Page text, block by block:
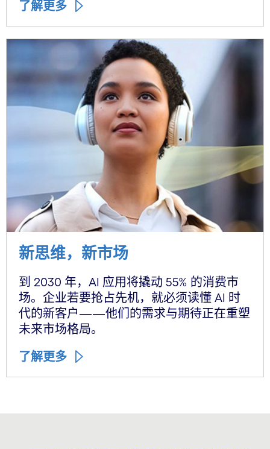
了解更多
新思维，新市场
到 2030 年，AI 应用将撬动 55% 的消费市
场。企业若要抢占先机，就必须读懂 AI 时
代的新客户——他们的需求与期待正在重塑
未来市场格局。
了解更多